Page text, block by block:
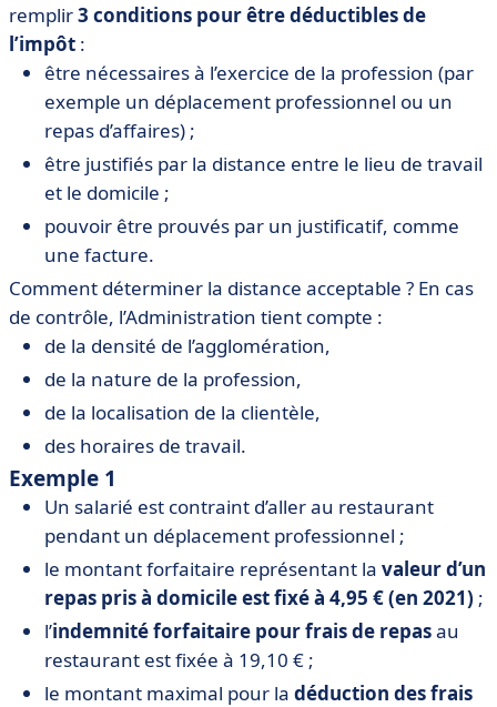
remplir3 conditions pour être déductibles de
l’impôt :
être nécessaires à l’exercice de la profession (par
exemple un déplacement professionnel ou un
repas d’affaires) ;
être justifiés par la distance entre le lieu de travail
et le domicile ;
pouvoir être prouvés par un justificatif, comme
une facture.
Comment déterminer la distance acceptable ? En cas
de contrôle, l’Administration tient compte :
de la densité de l’agglomération,
de la nature de la profession,
de la localisation de la clientèle,
des horaires de travail.
Exemple 1
Un salarié est contraint d’aller au restaurant
pendant un déplacement professionnel ;
le montant forfaitaire représentant la valeur d’un
repas pris à domicile est fixé à 4,95 € (en 2021) ;
l’indemnité forfaitaire pour frais de repasau
restaurant est fixée à 19,10 € ;
le montant maximal pour la déduction des frais